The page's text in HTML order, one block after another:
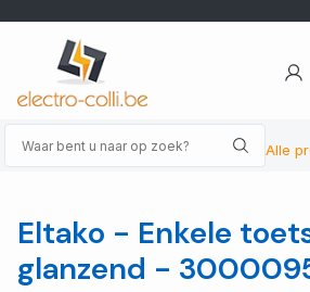
Alle
Eltako - Enkele
glanzend -